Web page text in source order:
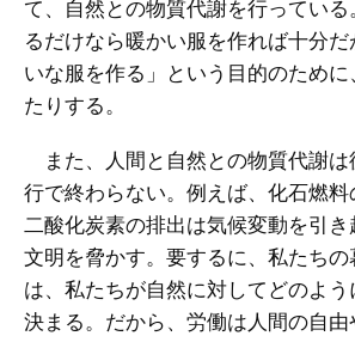
て、自然との物質代謝を行っている
るだけなら暖かい服を作れば十分
いな服を作る」という目的のため
たりする。
また、人間と自然との物質代謝は
行で終わらない。例えば、化石燃料
二酸化炭素の排出は気候変動を引
文明を脅かす。要するに、私たち
は、私たちが自然に対してどのよ
決まる。だから、労働は人間の自